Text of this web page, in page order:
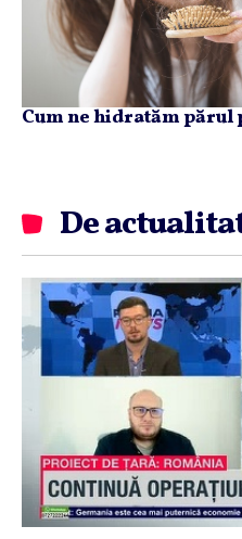
Cum ne hidratăm părul
De